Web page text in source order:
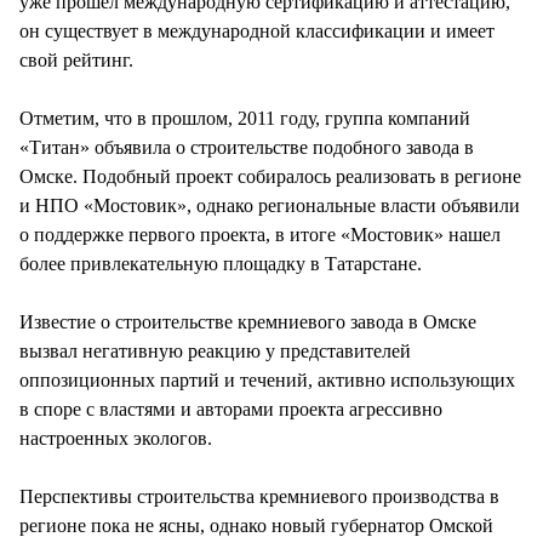
он существует в международной классификации и имеет
свой рейтинг.
Отметим, что в прошлом, 2011 году, группа компаний
«Титан» объявила о строительстве подобного завода в
Омске. Подобный проект собиралось реализовать в регионе
и НПО «Мостовик», однако региональные власти объявили
о поддержке первого проекта, в итоге «Мостовик» нашел
более привлекательную площадку в Татарстане.
Известие о строительстве кремниевого завода в Омске
вызвал негативную реакцию у представителей
оппозиционных партий и течений, активно использующих
в споре с властями и авторами проекта агрессивно
настроенных экологов.
Перспективы строительства кремниевого производства в
регионе пока не ясны, однако новый губернатор Омской